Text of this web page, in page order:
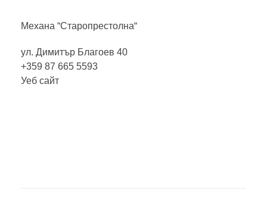
Механа “Старопрестолна“
ул. Димитър Благоев 40
+359 87 665 5593
Уеб сайт